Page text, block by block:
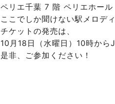
ペリエ千葉 7 階 ペリエホー
ここでしか聞けない駅メロデ
チケットの発売は、
10月18日（水曜日）10時から
是非、ご参加ください！